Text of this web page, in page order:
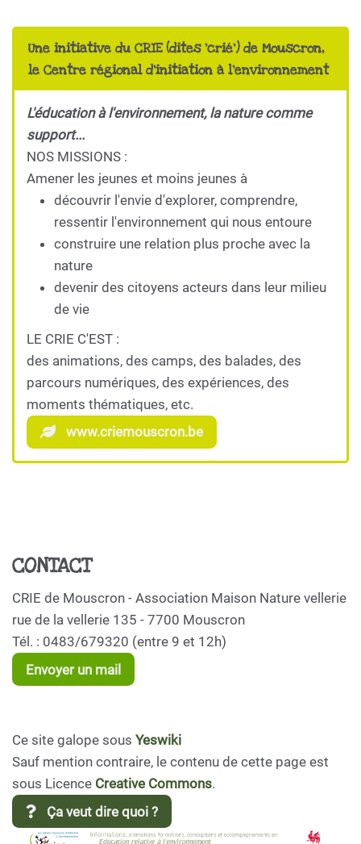
Une initiative du CRIE (dites 'crié') de Mouscron,
le Centre régional d'initiation à l'environnement
L'éducation à l'environnement, la nature comme
support...
NOS MISSIONS :
Amener les jeunes et moins jeunes à
découvrir l'envie d'explorer, comprendre,
ressentir l'environnement qui nous entoure
construire une relation plus proche avec la
nature
devenir des citoyens acteurs dans leur milieu
de vie
LE CRIE C'EST :
des animations, des camps, des balades, des
parcours numériques, des expériences, des
moments thématiques, etc.
www.criemouscron.be
CONTACT
CRIE de Mouscron - Association Maison Nature vellerie
rue de la vellerie 135 - 7700 Mouscron
Tél. : 0483/679320 (entre 9 et 12h)
Envoyer un mail
Ce site galope sous Yeswiki
Sauf mention contraire, le contenu de cette page est
sous Licence Creative Commons.
Ça veut dire quoi ?